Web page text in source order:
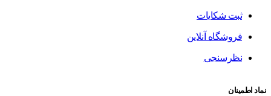
ثبت شکایات
فروشگاه آنلاین
نظرسنجی
نماد اطمینان